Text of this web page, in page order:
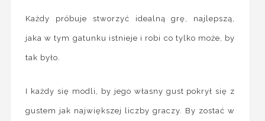
Każdy próbuje stworzyć idealną grę, najlepszą,
jaka w tym gatunku istnieje i robi co tylko może, by
tak było.
I każdy się modli, by jego własny gust pokrył się z
gustem jak największej liczby graczy. By zostać w